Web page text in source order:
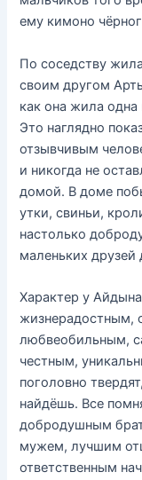
ему кимоно
По соседству
своим другом
как она жила
Это наглядно
отзывчивым
и никогда не
домой. В доме
утки, свиньи,
настолько
маленьких друзей
Характер у
жизнерадостным,
любвеобильным,
честным,
поголовно
найдёшь. Все
добродушным
мужем, лучшим
ответственным